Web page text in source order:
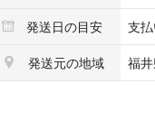
発送日の目安
支
発送元の地域
福